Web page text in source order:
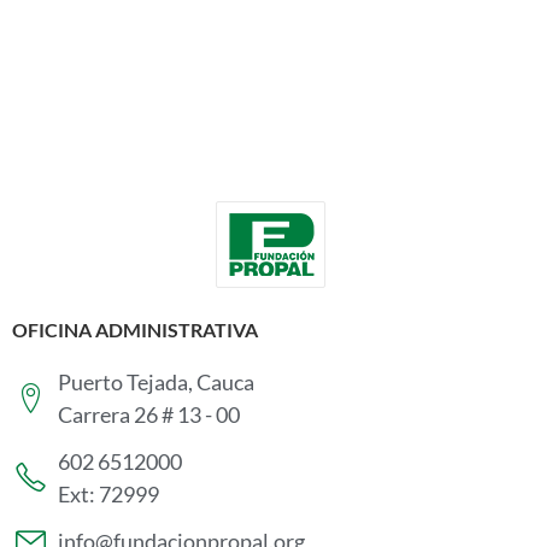
OFICINA ADMINISTRATIVA
Puerto Tejada, Cauca
Carrera 26 # 13 - 00
602 6512000
Ext: 72999
info@fundacionpropal.org